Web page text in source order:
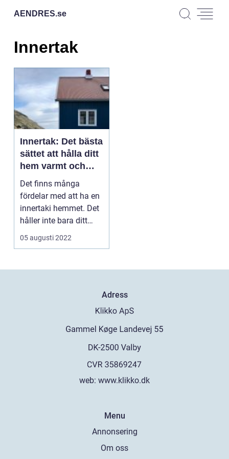
AENDRES.se
Innertak
Innertak: Det bästa
sättet att hålla ditt
hem varmt och
tyst
Det finns många
fördelar med att ha en
innertaki hemmet. Det
håller inte bara ditt
hem varmt och tys...
05 augusti 2022
Adress
web: www.klikko.dk
Menu
Annonsering
Om oss